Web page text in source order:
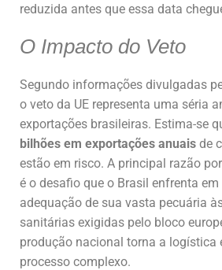
reduzida antes que essa data
O Impacto do Veto
Segundo informações divulgadas
o veto da UE representa uma séria
exportações brasileiras. Estima-se
bilhões em exportações anuais de
estão em risco. A principal razão
é o desafio que o Brasil enfrenta
adequação de sua vasta pecuária
sanitárias exigidas pelo bloco
produção nacional torna a logística
processo complexo.